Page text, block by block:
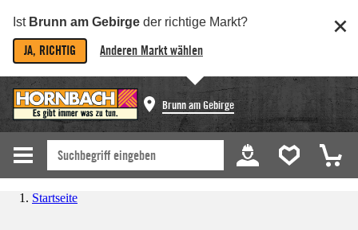
Ist Brunn am Gebirge der richtige Markt?
JA, RICHTIG Anderen Markt wählen
Brunn am Gebirge
Startseite